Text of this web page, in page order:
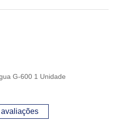
G-600 1 Unidade